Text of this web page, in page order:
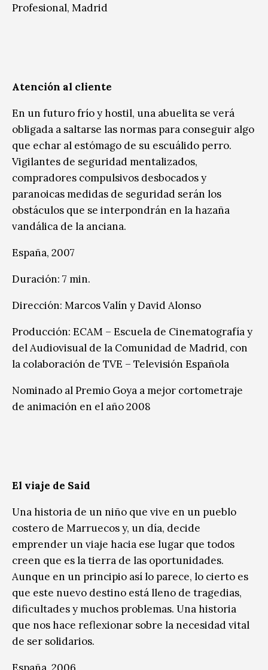
Profesional, Madrid
Atención al cliente
En un futuro frío y hostil, una abuelita se verá
obligada a saltarse las normas para conseguir algo
que echar al estómago de su escuálido perro.
Vigilantes de seguridad mentalizados,
compradores compulsivos desbocados y
paranoicas medidas de seguridad serán los
obstáculos que se interpondrán en la hazaña
vandálica de la anciana.
España, 2007
Duración: 7 min.
Dirección: Marcos Valín y David Alonso
Producción: ECAM – Escuela de Cinematografía y
del Audiovisual de la Comunidad de Madrid, con
la colaboración de TVE – Televisión Española
Nominado al Premio Goya a mejor cortometraje
de animación en el año 2008
El viaje de Said
Una historia de un niño que vive en un pueblo
costero de Marruecos y, un día, decide
emprender un viaje hacia ese lugar que todos
creen que es la tierra de las oportunidades.
Aunque en un principio así lo parece, lo cierto es
que este nuevo destino está lleno de tragedias,
dificultades y muchos problemas. Una historia
que nos hace reflexionar sobre la necesidad vital
de ser solidarios.